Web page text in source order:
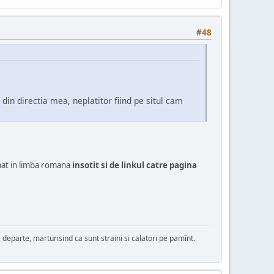
#48
directia mea, neplatitor fiind pe situl cam
in limba romana insotit si de linkul catre pagina
marturisind ca sunt straini si calatori pe pamînt.